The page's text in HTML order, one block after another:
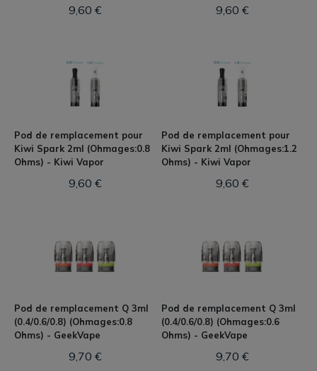
9,60 € 9,60 €
Pod de remplacement pour
Kiwi Spark 2ml (Ohmages:0.8
Ohms) - Kiwi Vapor
9,60 €
Pod de remplacement pour
Kiwi Spark 2ml (Ohmages:1.2
Ohms) - Kiwi Vapor
9,60 €
Pod de remplacement Q 3ml
(0.4/0.6/0.8) (Ohmages:0.8
Ohms) - GeekVape
9,70 €
Pod de remplacement Q 3ml
(0.4/0.6/0.8) (Ohmages:0.6
Ohms) - GeekVape
9,70 €